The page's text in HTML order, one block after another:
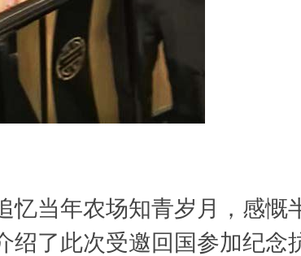
当年农场知青岁月，感慨
绍了此次受邀回国参加纪念